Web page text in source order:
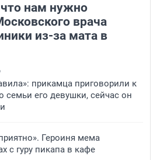
нам нужно
врача
из-за мата в
прикамца приговорили к
семьи его девушки, сейчас он
Героиня мема
с гуру пикапа в кафе